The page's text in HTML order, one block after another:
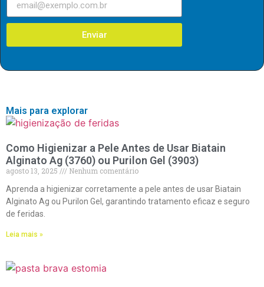
Enviar
Mais para explorar
Como Higienizar a Pele Antes de Usar Biatain
Alginato Ag (3760) ou Purilon Gel (3903)
agosto 13, 2025
Nenhum comentário
Aprenda a higienizar corretamente a pele antes de usar Biatain
Alginato Ag ou Purilon Gel, garantindo tratamento eficaz e seguro
de feridas.
Leia mais »